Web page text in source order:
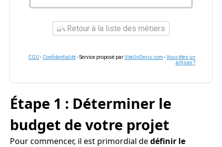
Retour à la liste des métiers
CGU - Confidentialité- Service proposé parViteUnDevis.com -Vous êtes un
artisan ?
Étape 1 : Déterminer le
budget de votre projet
Pour commencer, il est primordial dedéfinir le